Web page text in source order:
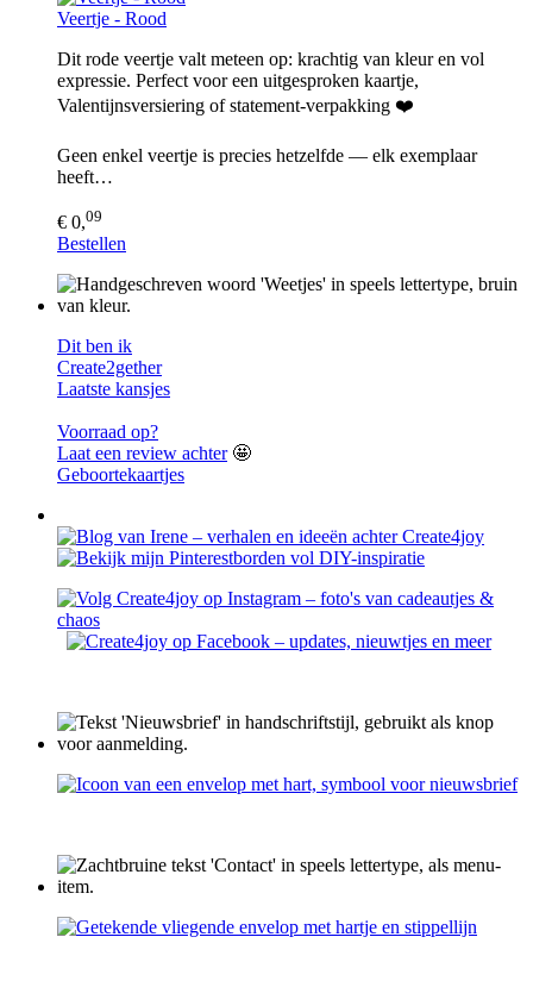
Veertje - Rood
Dit rode veertje valt meteen op: krachtig van kleur en vol
expressie. Perfect voor een uitgesproken kaartje,
Valentijnsversiering of statement-verpakking ❤️
Geen enkel veertje is precies hetzelfde — elk exemplaar
heeft…
€ 0,09
Bestellen
Dit ben ik
Create2gether
Laatste kansjes
Voorraad op?
Laat een review achter🤩
Geboortekaartjes